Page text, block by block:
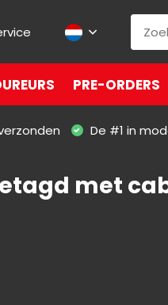
PRE-ORDERS
De #1 in
met